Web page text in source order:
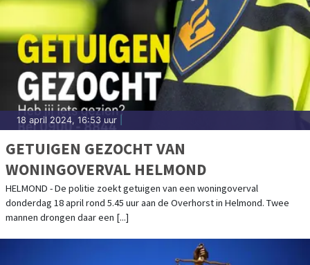
18 april 2024, 16:53 uur
GETUIGEN GEZOCHT VAN
WONINGOVERVAL HELMOND
HELMOND - De politie zoekt getuigen van een woningoverval
donderdag 18 april rond 5.45 uur aan de Overhorst in Helmond. Twee
mannen drongen daar een [...]